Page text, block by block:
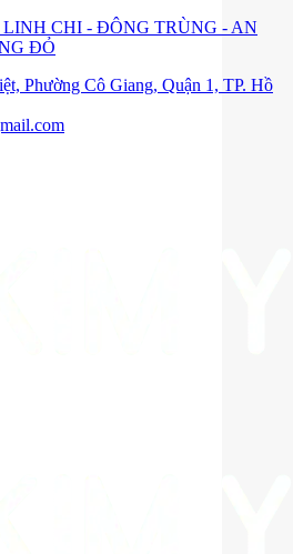
CHI - ĐÔNG TRÙNG - AN
ĐỎ
Phường Cô Giang, Quận 1, TP. Hồ